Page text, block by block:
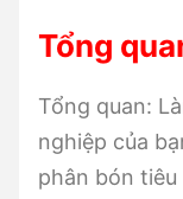
Tổng
Tổng quan:
nghiệp của
phân bón